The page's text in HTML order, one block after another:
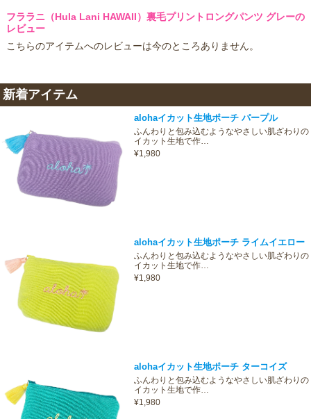
フララニ（Hula Lani HAWAII）裏毛プリントロングパンツ グレーの
レビュー
こちらのアイテムへのレビューは今のところありません。
新着アイテム
alohaイカット生地ポーチ パープル
ふんわりと包み込むようなやさしい肌ざわりの
イカット生地で作…
¥1,980
alohaイカット生地ポーチ ライムイエロー
ふんわりと包み込むようなやさしい肌ざわりの
イカット生地で作…
¥1,980
alohaイカット生地ポーチ ターコイズ
ふんわりと包み込むようなやさしい肌ざわりの
イカット生地で作…
¥1,980